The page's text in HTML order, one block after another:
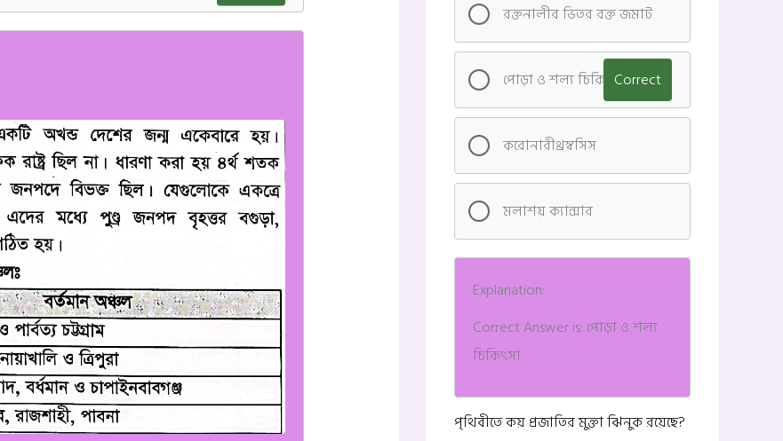
রক্তনালীর ভিতর রক্ত জমাট
পোড়া ও শল্য চিকিৎসাCorrect
করোনারীথ্রম্বসিস
মলাশয় ক্যান্সার
Explanation:
Correct Answer is: পোড়া ও শল্য
চিকিৎসা
পৃথিবীতে কয় প্রজাতির মুক্তা ঝিনুক রয়েছে?